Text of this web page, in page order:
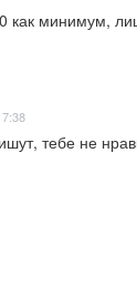
как минимум,
тебе не